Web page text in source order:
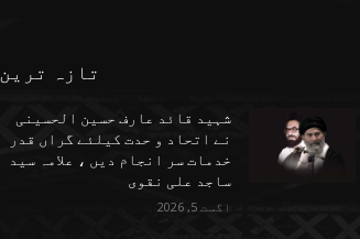
تازہ ترین
شہید قائد عارف حسین الحسینی
نے اتحاد و حدت کیلئے گراں قدر
خدمات سر انجام دیں ، علامہ سید
ساجد علی نقوی
اگست 5, 2026